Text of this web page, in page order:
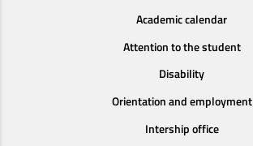
Academic calendar
Attention to the student
Disability
Orientation and employment
Intership office